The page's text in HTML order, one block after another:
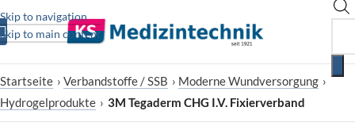
Skip to navigation
Skip to main content
Startseite › Verbandstoffe / SSB › Moderne Wundversorgung ›
Hydrogelprodukte › 3M Tegaderm CHG I.V. Fixierverband